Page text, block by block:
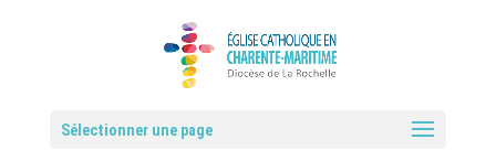
Sélectionner une page